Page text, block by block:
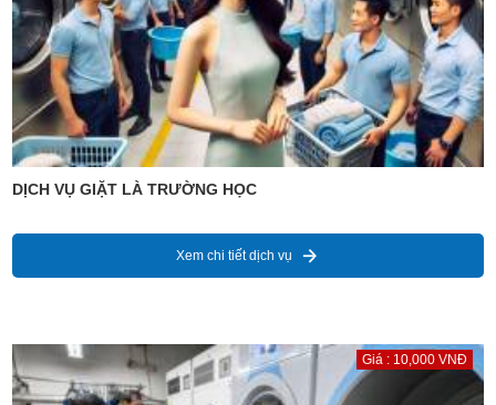
DỊCH VỤ GIẶT LÀ TRƯỜNG HỌC
Xem chi tiết dịch vụ
Giá : 10,000 VNĐ